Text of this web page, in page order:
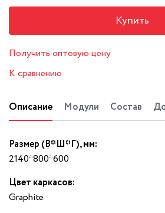
Купить
Получить оптовую цену
К сравнению
Описание Модули Состав
Размер (В*Ш*Г), мм:
2140*800*600
Цвет каркасов:
Graphite